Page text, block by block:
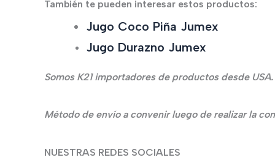
También te pueden interesar estos productos:
Jugo Coco Piña Jumex
Jugo Durazno Jumex
Somos K21 importadores de productos desde USA.
Método de envío a convenir luego de realizar la
NUESTRAS REDES SOCIALES